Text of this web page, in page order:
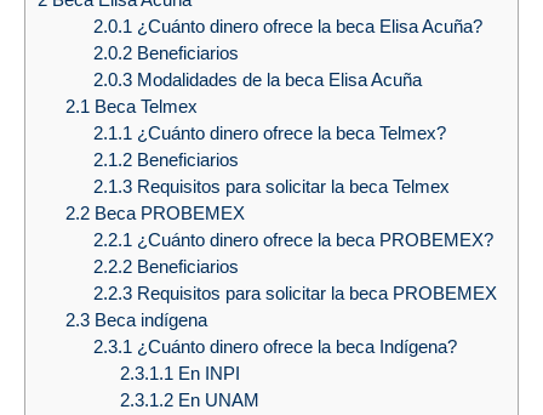
2.0.1¿Cuánto dinero ofrece la beca Elisa Acuña?
2.0.2Beneficiarios
2.0.3Modalidades de la beca Elisa Acuña
2.1Beca Telmex
2.1.1¿Cuánto dinero ofrece la beca Telmex?
2.1.2Beneficiarios
2.1.3Requisitos para solicitar la beca Telmex
2.2Beca PROBEMEX
2.2.1¿Cuánto dinero ofrece la beca PROBEMEX?
2.2.2Beneficiarios
2.2.3Requisitos para solicitar la beca PROBEMEX
2.3Beca indígena
2.3.1¿Cuánto dinero ofrece la beca Indígena?
2.3.1.1 En INPI
2.3.1.2 En UNAM